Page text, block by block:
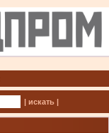
| искать |